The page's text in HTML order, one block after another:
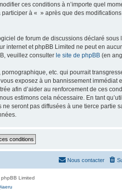
ces conditions à n’importe quel
à « » après que des
de forum de discussions déclaré sous
et phpBB Limited ne peut en
veuillez consulter le site de phpBB (en
etc. qui pourrait
exposez à un bannissement immédiat
afin d’aider au renforcement de ces
estimons cela nécessaire. En tant
seront pas diffusées à une tierce partie
Nous contacter
Limited